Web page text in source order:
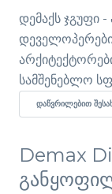
დემაქს ჯგუფი
სამშენებლო
ᲓᲐᲬᲕᲠᲘᲚᲔᲑᲘᲗ
Demax